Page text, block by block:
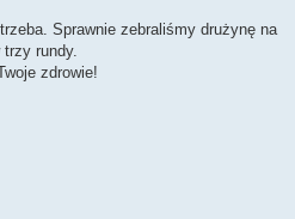
Sprawnie zebraliśmy drużynę na
rundy.
zdrowie!